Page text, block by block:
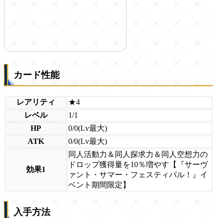
カード性能
レアリティ
★4
レベル
1/1
HP
0/0(Lv最大)
ATK
0/0(Lv最大)
効果1
同人活動力＆同人探求力＆同人空想力の
ドロップ獲得量を10％増やす【『サーヴ
ァント・サマー・フェスティバル！』イ
ベント期間限定】
入手方法